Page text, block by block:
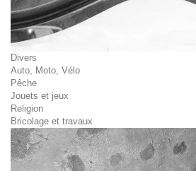
Divers
Auto, Moto, Vélo
Pêche
Jouets et jeux
Religion
Bricolage et travaux